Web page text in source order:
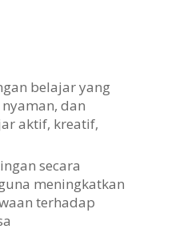
belajar yang
dan
aktif, kreatif,
secara
meningkatkan
terhadap